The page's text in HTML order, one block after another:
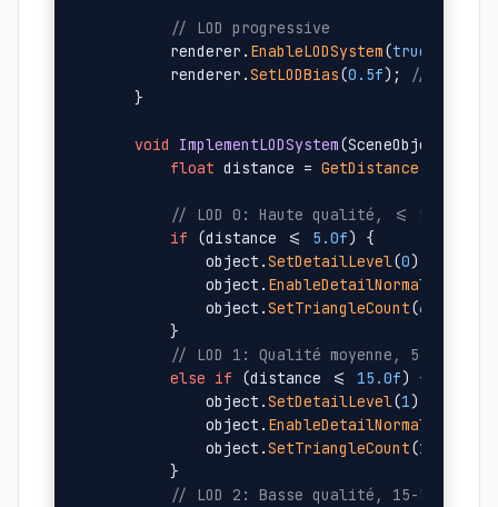
// LOD progressive
        renderer.
EnableLODSystem(true
        renderer.
SetLODBias(0.5f);
// Plus
    }
void ImplementLODSystem(SceneObject&
float distance = GetDistance
// LOD 0: Haute qualité, <= 5m
if (distance <= 5.0f) {
            object.
SetDetailLevel(0);
            object.
EnableDetailNormals
            object.
SetTriangleCount(65536
        }
// LOD 1: Qualité moyenne, 5-15m
else if (distance <= 15.0f) {
            object.
SetDetailLevel(1);
            object.
EnableDetailNormals
            object.
SetTriangleCount(16384
        }
// LOD 2: Basse qualité, 15-50m